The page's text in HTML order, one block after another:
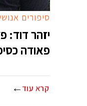
סיפורים
יזהר
פאודה
קרא עוד